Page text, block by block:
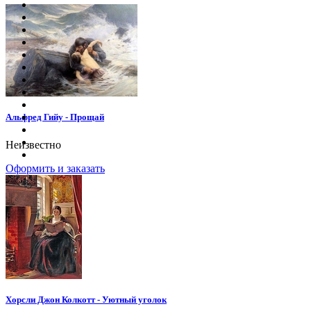
Альфред Гийу - Прощай
Неизвестно
Оформить и заказать
Хорсли Джон Колкотт - Уютный уголок